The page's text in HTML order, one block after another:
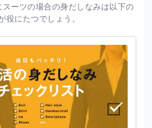
ーツの場合の身だしなみは以下の
役にたつでしょう。